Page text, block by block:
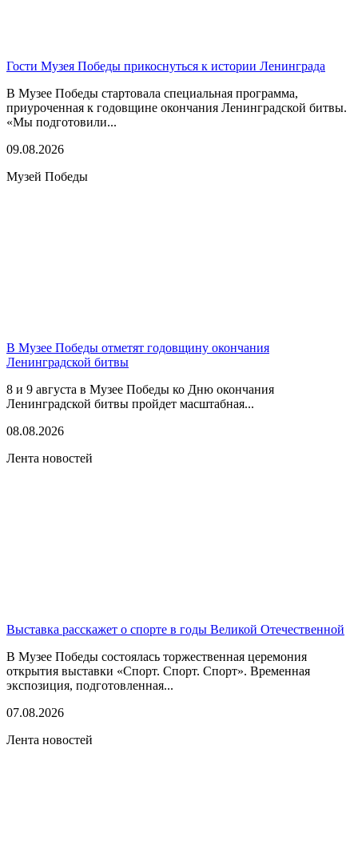
Гости Музея Победы прикоснуться к истории Ленинграда
В Музее Победы стартовала специальная программа,
приуроченная к годовщине окончания Ленинградской битвы.
«Мы подготовили...
09.08.2026
Музей Победы
В Музее Победы отметят годовщину окончания
Ленинградской битвы
8 и 9 августа в Музее Победы ко Дню окончания
Ленинградской битвы пройдет масштабная...
08.08.2026
Лента новостей
Выставка расскажет о спорте в годы Великой Отечественной
В Музее Победы состоялась торжественная церемония
открытия выставки «Спорт. Спорт. Спорт». Временная
экспозиция, подготовленная...
07.08.2026
Лента новостей